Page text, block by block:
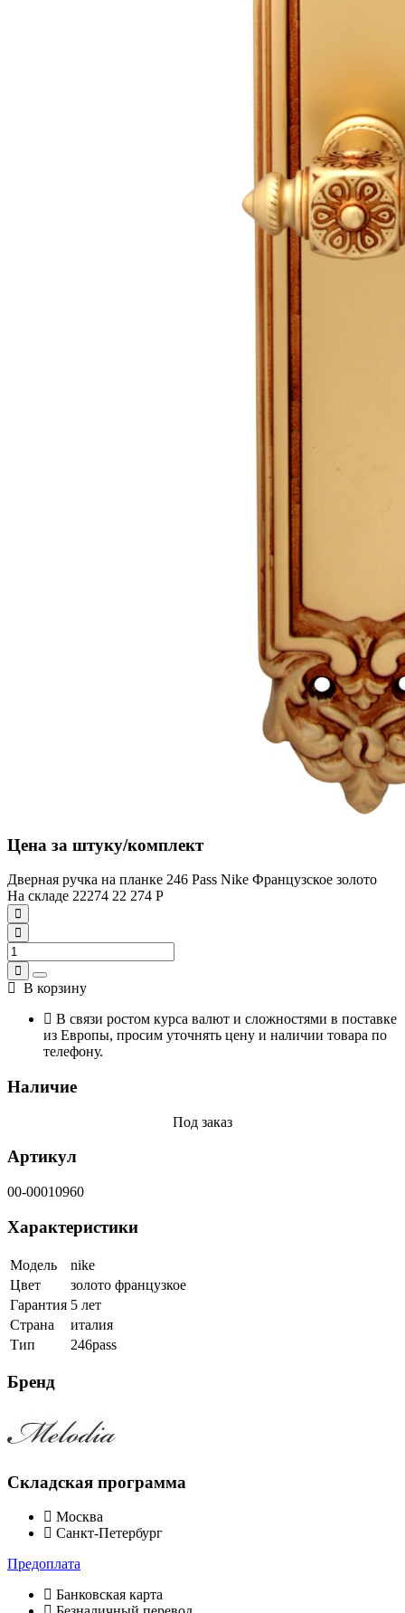
Цена за штуку/комплект
Дверная ручка на планке 246 Pass Nike Французское золото
На складе 22274 22 274 Р
В корзину
В связи ростом курса валют и сложностями в поставке
из Европы, просим уточнять цену и наличии товара по
телефону.
Наличие
Под заказ
Артикул
00-00010960
Характеристики
Модель
nike
Цвет
золото французкое
Гарантия 5 лет
Страна
италия
Тип
246pass
Бренд
Складская программа
Москва
Санкт-Петербург
Предоплата
Банковская карта